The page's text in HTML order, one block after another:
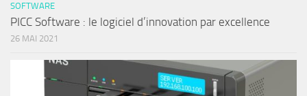
SOFTWARE
PICC Software : le logiciel d’innovation par excellence
26 MAI 2021